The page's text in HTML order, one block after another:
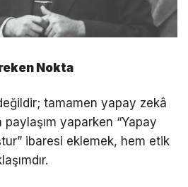
Nokta
tamamen yapay zekâ
paylaşım yaparken “Yapay
ibaresi eklemek, hem etik